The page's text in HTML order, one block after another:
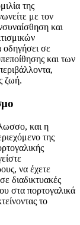
της
με τον
και
σε
και των
ζωή.
και η
της
να έχετε
διαδικτυακές
στα πορτογαλικά
το